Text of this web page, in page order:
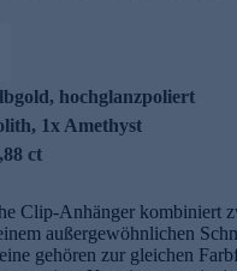
hochglanzpoliert
1x Amethyst
ct
Clip-Anhänger kombiniert
außergewöhnlichen
gehören zur gleichen